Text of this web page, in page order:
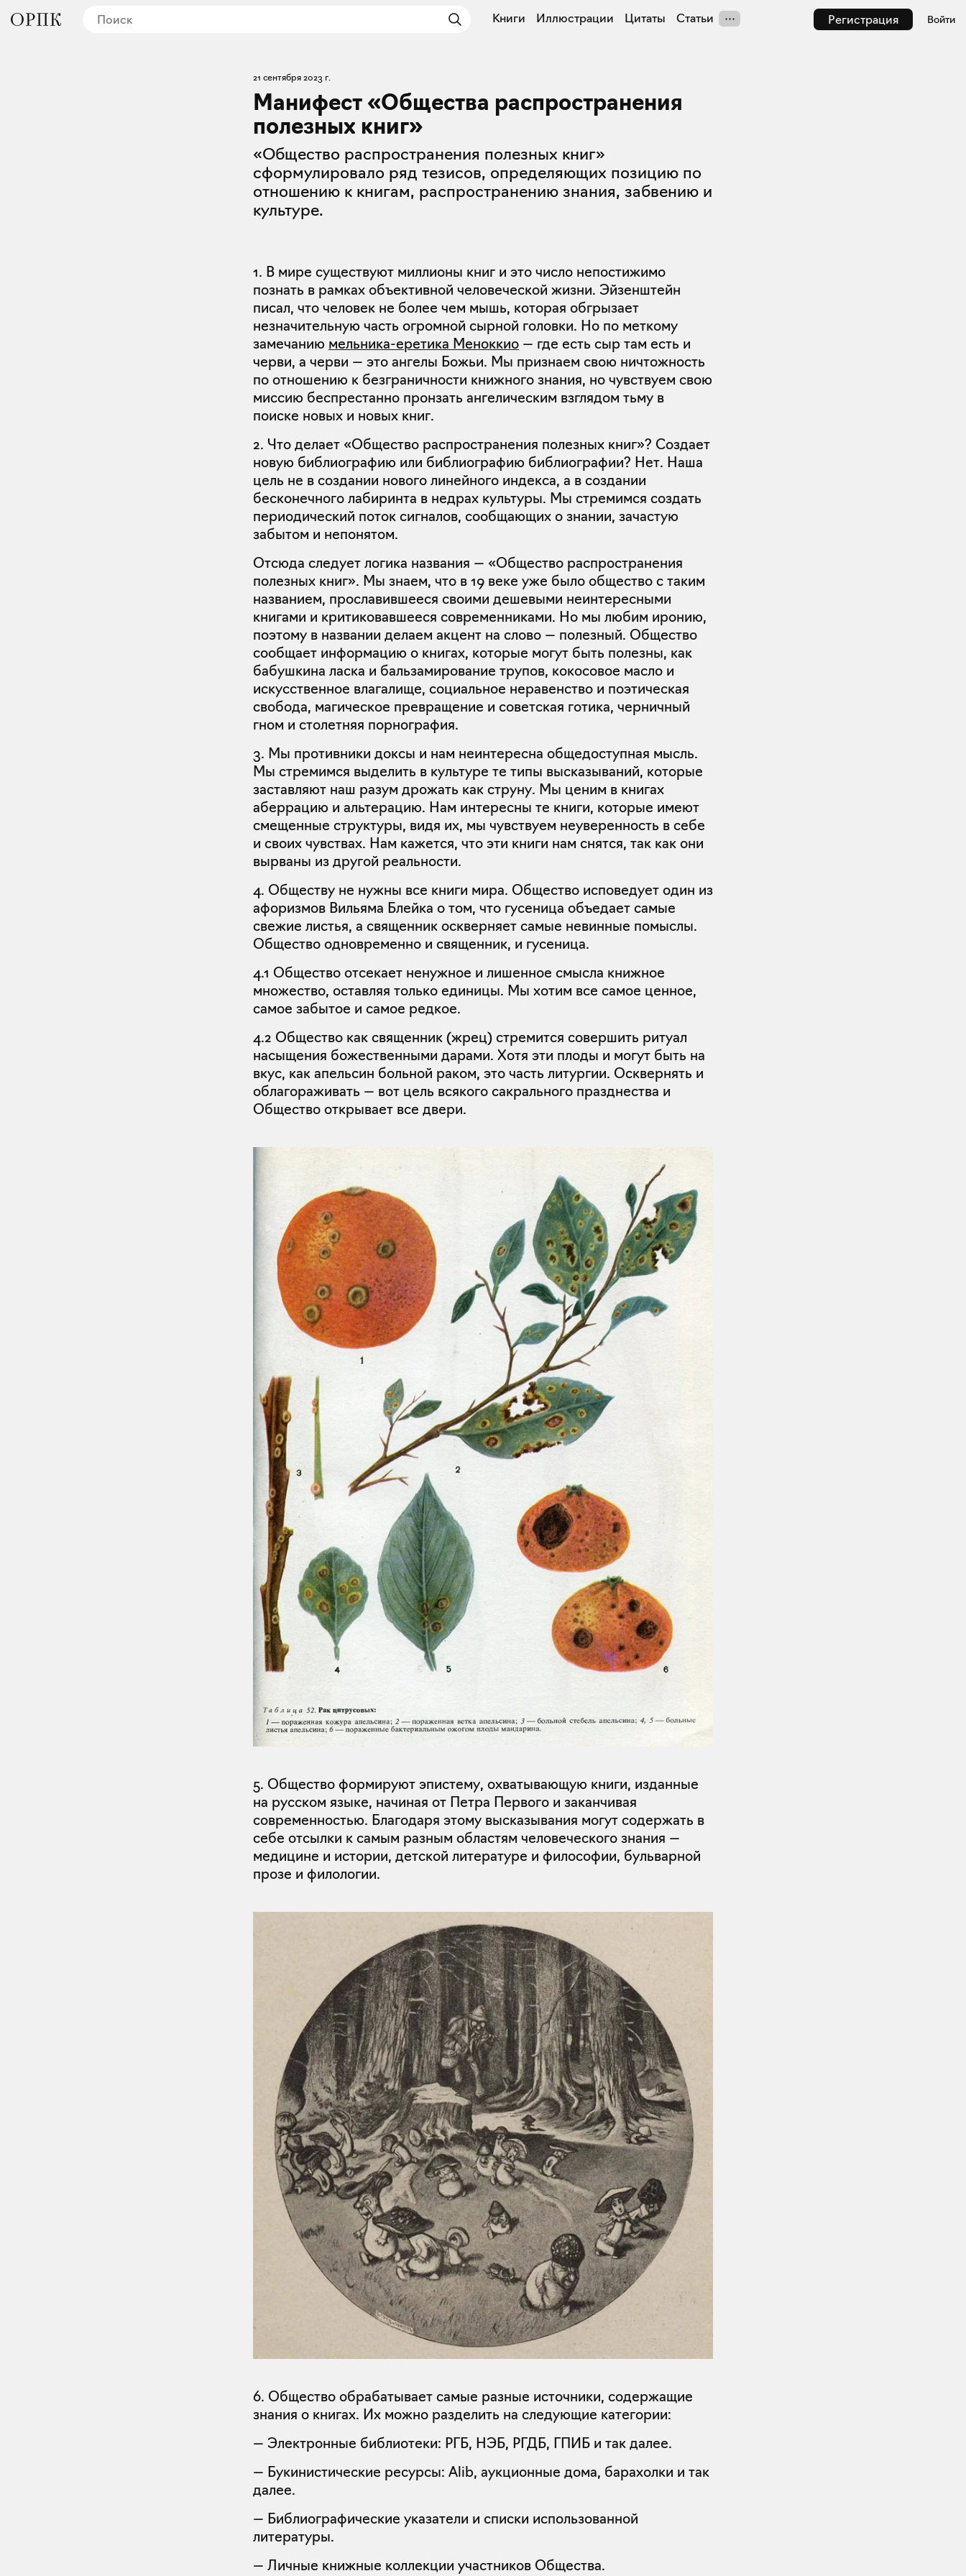
Регистрация Войти
Книги Иллюстрации Цитаты Статьи
21 сентября 2023 г.
Манифест «Общества распространения
полезных книг»
«Общество распространения полезных книг»
сформулировало ряд тезисов, определяющих позицию по
отношению к книгам, распространению знания, забвению и
культуре.
1. В мире существуют миллионы книг и это число непостижимо
познать в рамках объективной человеческой жизни. Эйзенштейн
писал, что человек не более чем мышь, которая обгрызает
незначительную часть огромной сырной головки. Но по меткому
замечанию мельника-еретика Меноккио — где есть сыр там есть и
черви, а черви — это ангелы Божьи. Мы признаем свою ничтожность
по отношению к безграничности книжного знания, но чувствуем свою
миссию беспрестанно пронзать ангелическим взглядом тьму в
поиске новых и новых книг.
2. Что делает «Общество распространения полезных книг»? Создает
новую библиографию или библиографию библиографии? Нет. Наша
цель не в создании нового линейного индекса, а в создании
бесконечного лабиринта в недрах культуры. Мы стремимся создать
периодический поток сигналов, сообщающих о знании, зачастую
забытом и непонятом.
Отсюда следует логика названия — «Общество распространения
полезных книг». Мы знаем, что в 19 веке уже было общество с таким
названием, прославившееся своими дешевыми неинтересными
книгами и критиковавшееся современниками. Но мы любим иронию,
поэтому в названии делаем акцент на слово — полезный. Общество
сообщает информацию о книгах, которые могут быть полезны, как
бабушкина ласка и бальзамирование трупов, кокосовое масло и
искусственное влагалище, социальное неравенство и поэтическая
свобода, магическое превращение и советская готика, черничный
гном и столетняя порнография.
3. Мы противники доксы и нам неинтересна общедоступная мысль.
Мы стремимся выделить в культуре те типы высказываний, которые
заставляют наш разум дрожать как струну. Мы ценим в книгах
аберрацию и альтерацию. Нам интересны те книги, которые имеют
смещенные структуры, видя их, мы чувствуем неуверенность в себе
и своих чувствах. Нам кажется, что эти книги нам снятся, так как они
вырваны из другой реальности.
4. Обществу не нужны все книги мира. Общество исповедует один из
афоризмов Вильяма Блейка о том, что гусеница объедает самые
свежие листья, а священник оскверняет самые невинные помыслы.
Общество одновременно и священник, и гусеница.
4.1 Общество отсекает ненужное и лишенное смысла книжное
множество, оставляя только единицы. Мы хотим все самое ценное,
самое забытое и самое редкое.
4.2 Общество как священник (жрец) стремится совершить ритуал
насыщения божественными дарами. Хотя эти плоды и могут быть на
вкус, как апельсин больной раком, это часть литургии. Осквернять и
облагораживать — вот цель всякого сакрального празднества и
Общество открывает все двери.
5. Общество формируют эпистему, охватывающую книги, изданные
на русском языке, начиная от Петра Первого и заканчивая
современностью. Благодаря этому высказывания могут содержать в
себе отсылки к самым разным областям человеческого знания —
медицине и истории, детской литературе и философии, бульварной
прозе и филологии.
6. Общество обрабатывает самые разные источники, содержащие
знания о книгах. Их можно разделить на следующие категории:
— Электронные библиотеки: РГБ, НЭБ, РГДБ, ГПИБ и так далее.
— Букинистические ресурсы: Alib, аукционные дома, барахолки и так
далее.
— Библиографические указатели и списки использованной
литературы.
— Личные книжные коллекции участников Общества.